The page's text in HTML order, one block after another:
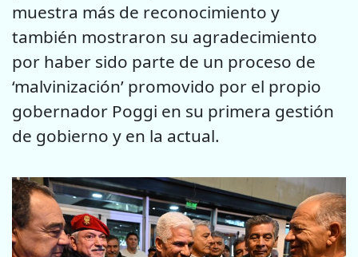
muestra más de reconocimiento y
también mostraron su agradecimiento
por haber sido parte de un proceso de
‘malvinización’ promovido por el propio
gobernador Poggi en su primera gestión
de gobierno y en la actual.